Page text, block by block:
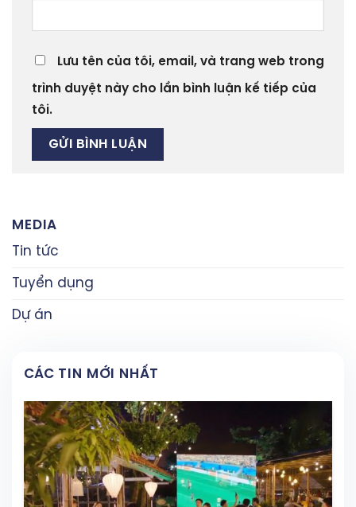
Lưu tên của tôi, email, và trang web trong
trình duyệt này cho lần bình luận kế tiếp của
tôi.
MEDIA
Tin tức
Tuyển dụng
Dự án
CÁC TIN MỚI NHẤT